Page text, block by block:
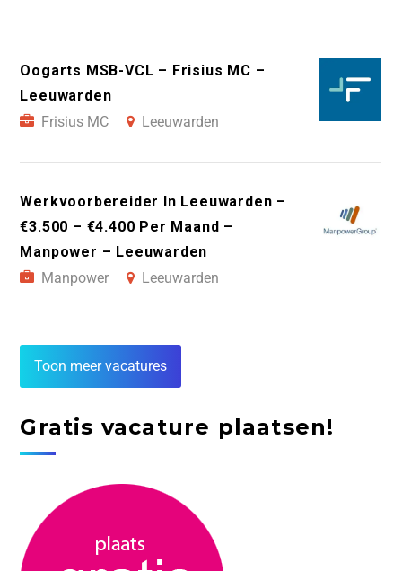
Oogarts MSB-VCL – Frisius MC –
Leeuwarden
Frisius MC
Leeuwarden
Werkvoorbereider In Leeuwarden –
€3.500 – €4.400 Per Maand –
Manpower – Leeuwarden
Manpower
Leeuwarden
Toon meer vacatures
Gratis vacature plaatsen!